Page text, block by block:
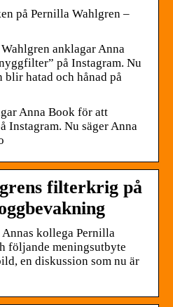
på Pernilla Wahlgren –
anklagar Anna
på Instagram. Nu
blir hatad och hånad på
Anna Book för att
Instagram. Nu säger Anna
filterkrig på
kollega Pernilla
följande meningsutbyte
en diskussion som nu är